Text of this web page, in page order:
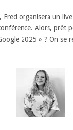
Fred organisera un
Alors, prêt
2025 » ? On se